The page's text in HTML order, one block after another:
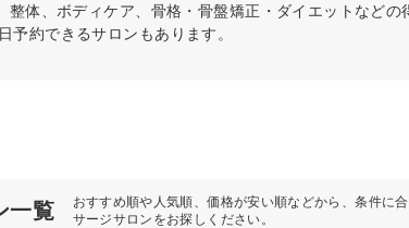
体、ボディケア、骨格・骨盤矯正・ダイエットなどの
約できるサロンもあります。
一覧
おすすめ順や人気順、価格が安い順などから、条件に
サージサロンをお探しください。